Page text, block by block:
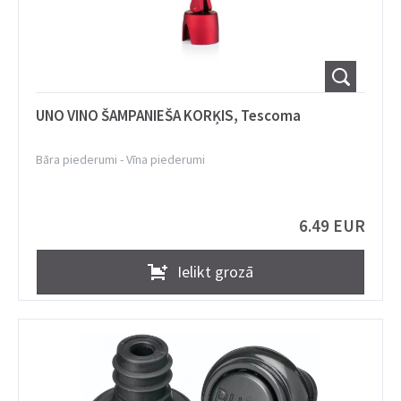
UNO VINO ŠAMPANIEŠA KORĶIS, Tescoma
Bāra piederumi -Vīna piederumi
6.49 EUR
Ielikt grozā